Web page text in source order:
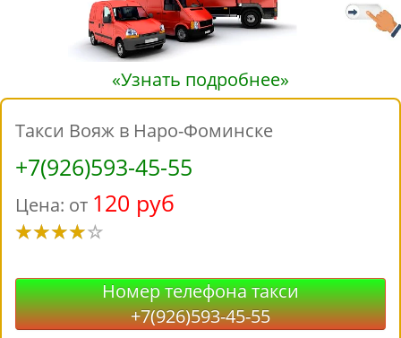
«Узнать подробнее»
Такси Вояж в Наро-Фоминске
+7(926)593-45-55
Цена: от 120 руб
Номер телефона такси
+7(926)593-45-55